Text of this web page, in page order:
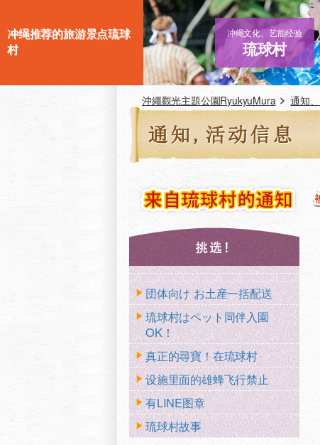
冲绳推荐的旅游景点琉球
村
冲绳文化、艺能经验
琉球村
沖繩觀光主題公園RyukyuMura 通知
団体向け お土産一括配送
琉球村はペット同伴入園
OK！
真正的尋寶！在琉球村
设施里面的雄蜂飞行禁止
有LINE图章
琉球村故事